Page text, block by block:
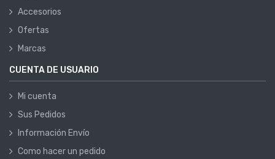
Accesorios
Ofertas
Marcas
CUENTA DE USUARIO
Mi cuenta
Sus Pedidos
Información Envío
Como hacer un pedido